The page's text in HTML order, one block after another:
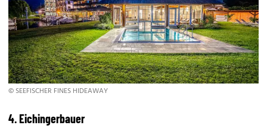
© SEEFISCHER FINES HIDEAWAY
4. Eichingerbauer